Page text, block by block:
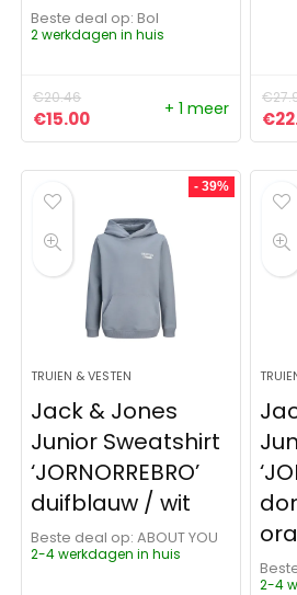
Beste deal op:
Bol
2 werkdagen in huis
€20.46
Oorspronkelijke prijs was:
€15.00Huidige prijs is: €15.00.
+ 1 meer
€
€
- 39%
TRUIEN & VESTEN
Jack & Jones
Junior Sweatshirt
‘JORNORREBRO’
duifblauw / wit
Beste deal op:
ABOUT YOU
2-4 werkdagen in huis
2-4